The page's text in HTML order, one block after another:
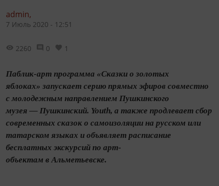
admin,
7 Июль 2020 - 12:51
2260 0 1
Паблик-арт программа «Сказки о золотых
яблоках» запускает серию прямых эфиров совместно
с молодежным направлением Пушкинского
музея — Пушкинский. Youth, а также продлевает сбор
современных сказок о самоизоляции на русском или
татарском языках и объявляет расписание
бесплатных экскурсий по арт-
объектам в Альметьевске.